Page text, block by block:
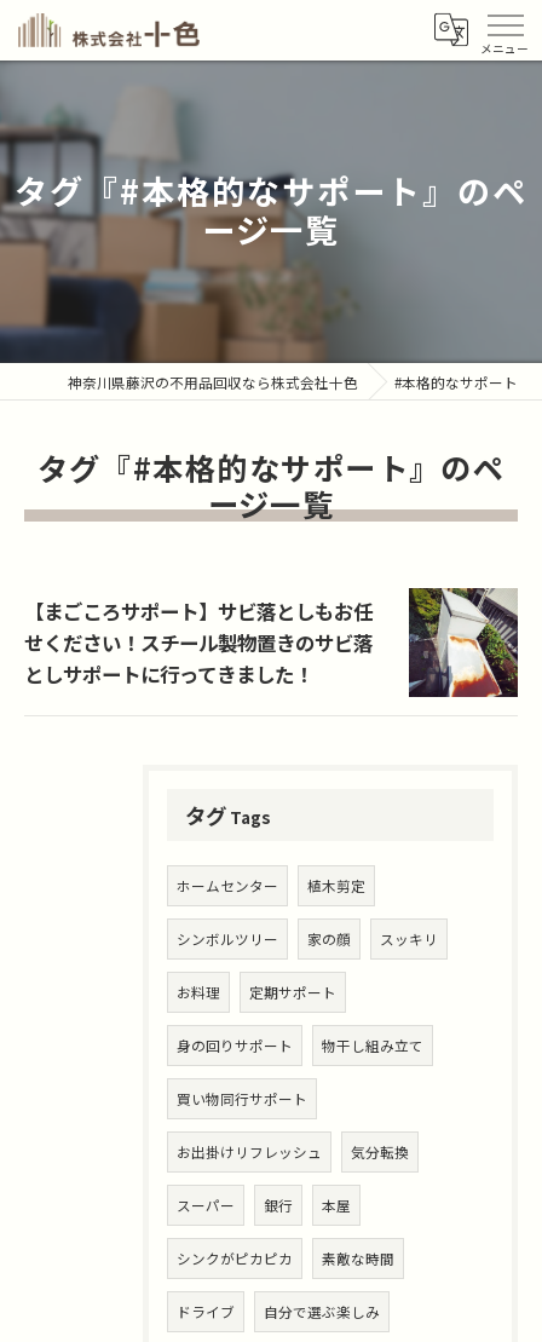
タグ『#本格的なサポート』のペ
ージ一覧
神奈川県藤沢の不用品回収なら株式会社十色 #本格的なサポート
タグ『#本格的なサポート』のペ
ージ一覧
【まごころサポート】サビ落としもお任
せください！スチール製物置きのサビ落
としサポートに行ってきました！
タグ Tags
ホームセンター 植木剪定
シンボルツリー 家の顔 スッキリ
お料理 定期サポート
身の回りサポート 物干し組み立て
買い物同行サポート
お出掛けリフレッシュ 気分転換
スーパー 銀行 本屋
シンクがピカピカ 素敵な時間
ドライブ 自分で選ぶ楽しみ